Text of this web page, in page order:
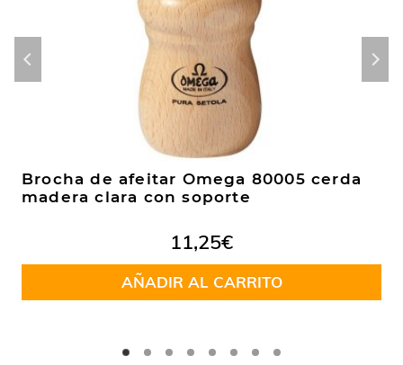
Brocha de afeitar Omega 80005 cerda
madera clara con soporte
11,25€
AÑADIR AL CARRITO